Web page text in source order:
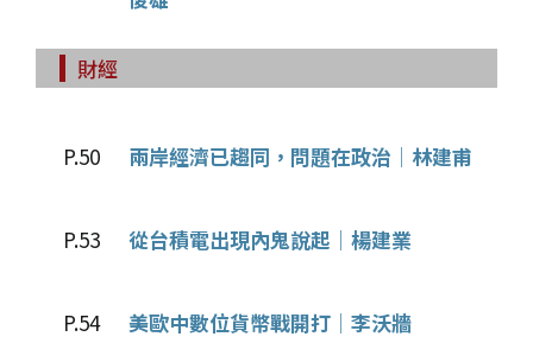
財經
P.50 兩岸經濟已趨同，問題在政治│林建甫
P.53 從台積電出現內鬼說起│楊建業
P.54 美歐中數位貨幣戰開打│李沃牆